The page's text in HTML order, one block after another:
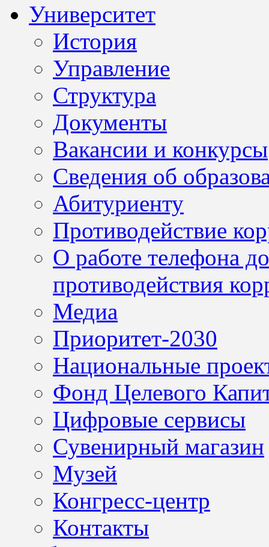
Университет
История
Управление
Структура
Документы
Вакансии и конкурсы
Сведения об
Абитуриенту
Противодействие
О работе телефона
противодействия
Медиа
Приоритет-2030
Национальные
Фонд Целевого
Цифровые сервисы
Сувенирный магазин
Музей
Конгресс-центр
Контакты